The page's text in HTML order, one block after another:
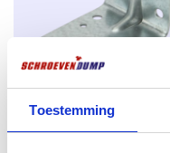
Toestemming
Sous la tête de la vis
spéciales qui percent
pour éviter une trop
(TX). Les avantages
GB Ancrage d’angle avec
rebord 70×70/57×2.0